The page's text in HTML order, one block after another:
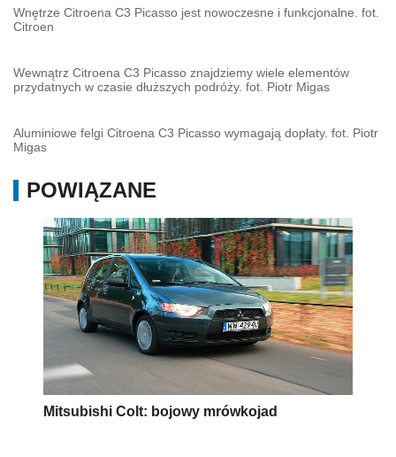
Wnętrze Citroena C3 Picasso jest nowoczesne i funkcjonalne. fot.
Citroen
Wewnątrz Citroena C3 Picasso znajdziemy wiele elementów
przydatnych w czasie dłuższych podróży. fot. Piotr Migas
Aluminiowe felgi Citroena C3 Picasso wymagają dopłaty. fot. Piotr
Migas
POWIĄZANE
Mitsubishi Colt: bojowy mrówkojad